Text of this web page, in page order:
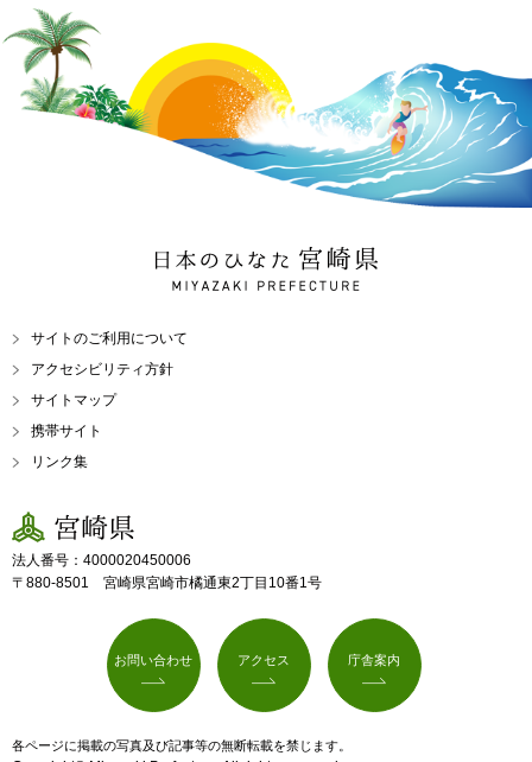
日本のひなた 宮崎県
MIYAZAKI PREFECTURE
サイトのご利用について
アクセシビリティ方針
サイトマップ
携帯サイト
リンク集
宮崎県
法人番号：4000020450006
〒880-8501 宮崎県宮崎市橘通東2丁目10番1号
お問い合わせ アクセス 庁舎案内
各ページに掲載の写真及び記事等の無断転載を禁じます。